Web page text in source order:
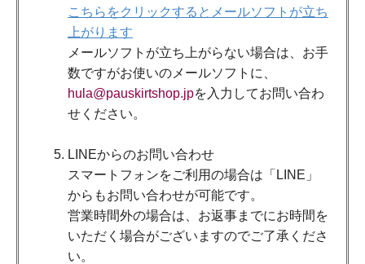
こちらをクリックするとメールソフトが立ち
上がります
メールソフトが立ち上がらない場合は、お手
数ですがお使いのメールソフトに、
hula@pauskirtshop.jpを入力してお問い合わ
せください。
LINEからのお問い合わせ
スマートフォンをご利用の場合は「LINE」
からもお問い合わせが可能です。
営業時間外の場合は、お返事までにお時間を
いただく場合がございますのでご了承くださ
い。